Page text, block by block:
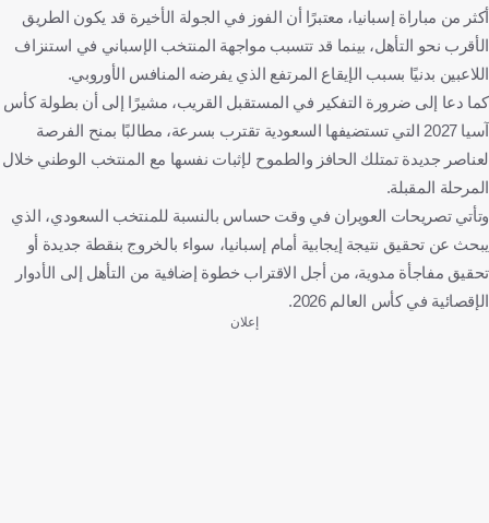
أكثر من مباراة إسبانيا، معتبرًا أن الفوز في الجولة الأخيرة قد يكون الطريق
الأقرب نحو التأهل، بينما قد تتسبب مواجهة المنتخب الإسباني في استنزاف
اللاعبين بدنيًا بسبب الإيقاع المرتفع الذي يفرضه المنافس الأوروبي.
كما دعا إلى ضرورة التفكير في المستقبل القريب، مشيرًا إلى أن بطولة كأس
آسيا 2027 التي تستضيفها السعودية تقترب بسرعة، مطالبًا بمنح الفرصة
لعناصر جديدة تمتلك الحافز والطموح لإثبات نفسها مع المنتخب الوطني خلال
المرحلة المقبلة.
وتأتي تصريحات العويران في وقت حساس بالنسبة للمنتخب السعودي، الذي
يبحث عن تحقيق نتيجة إيجابية أمام إسبانيا، سواء بالخروج بنقطة جديدة أو
تحقيق مفاجأة مدوية، من أجل الاقتراب خطوة إضافية من التأهل إلى الأدوار
الإقصائية في كأس العالم 2026.
إعلان